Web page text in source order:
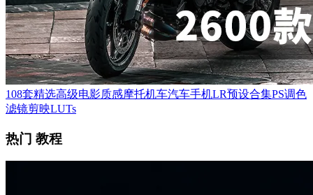
108套精选高级电影质感摩托机车汽车手机LR预设合集PS调色
滤镜剪映LUTs
热门 教程